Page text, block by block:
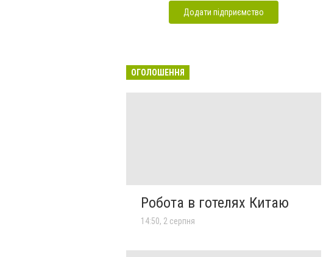
Додати підприємство
ОГОЛОШЕННЯ
Робота в готелях Китаю
14:50, 2 серпня